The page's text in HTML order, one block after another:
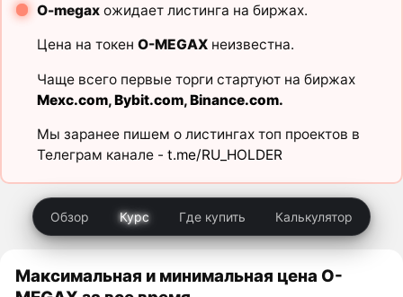
O-megaxожидает листинга на биржах.
Цена на токен O-MEGAXнеизвестна.
Чаще всего первые торги стартуют на биржах
Mexc.com,Bybit.com,Binance.com.
Мы заранее пишем о листингах топ проектов в
Телеграм канале - t.me/RU_HOLDER
Обзор Курс Где купить Калькулятор
Максимальная и минимальная цена O-